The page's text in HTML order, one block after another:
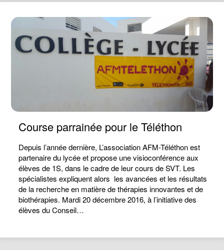
Course parrainée pour le Téléthon
Depuis l’année dernière, L’association AFM-Téléthon est
partenaire du lycée et propose une visioconférence aux
élèves de 1S, dans le cadre de leur cours de SVT. Les
spécialistes expliquent alors les avancées et les résultats
de la recherche en matière de thérapies innovantes et de
biothérapies. Mardi 20 décembre 2016, à l’initiative des
élèves du Conseil…